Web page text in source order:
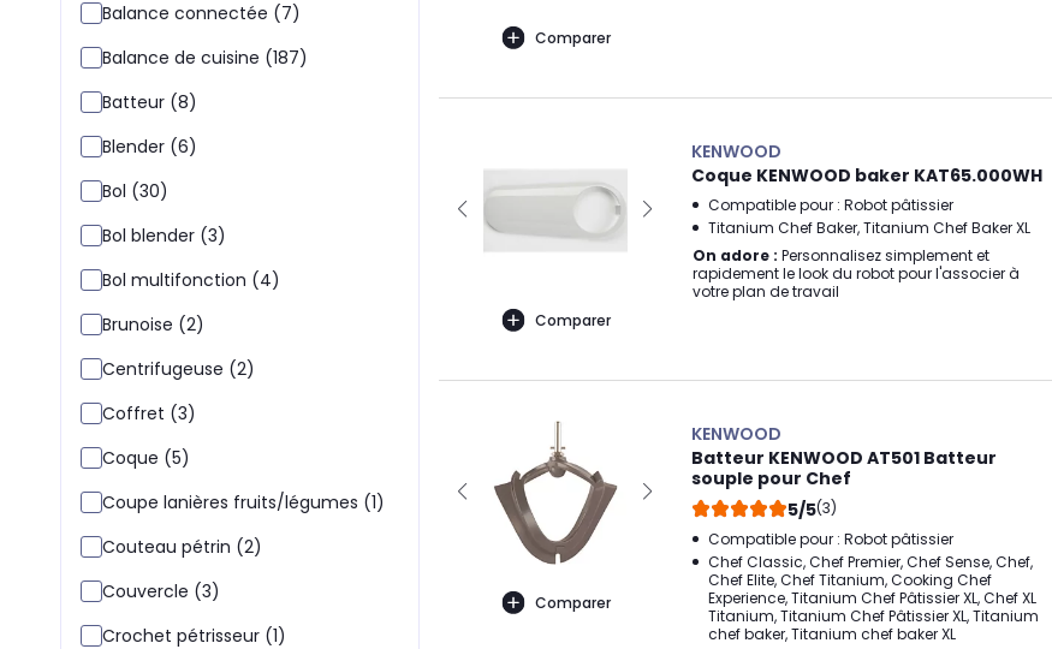
Balance connectée (7)
Balance de cuisine (187)
Batteur (8)
Blender (6)
Bol (30)
Bol blender (3)
Bol multifonction (4)
Brunoise (2)
Centrifugeuse (2)
Coffret (3)
Coque (5)
Coupe lanières fruits/légumes (1)
Couteau pétrin (2)
Couvercle (3)
Crochet pétrisseur (1)
Comparer
Comparer
KENWOOD
Coque KENWOOD baker KAT65.000WH
Compatible pour : Robot pâtissier
Titanium Chef Baker, Titanium Chef Baker XL
On adore : Personnalisez simplement et
rapidement le look du robot pour l'associer à
votre plan de travail
Comparer
KENWOOD
Batteur KENWOOD AT501 Batteur
souple pour Chef
5/5(3)
Compatible pour : Robot pâtissier
Chef Classic, Chef Premier, Chef Sense, Chef,
Chef Elite, Chef Titanium, Cooking Chef
Experience, Titanium Chef Pâtissier XL, Chef XL
Titanium, Titanium Chef Pâtissier XL, Titanium
chef baker, Titanium chef baker XL